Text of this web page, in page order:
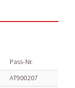
Pass-Nr.
AT900207